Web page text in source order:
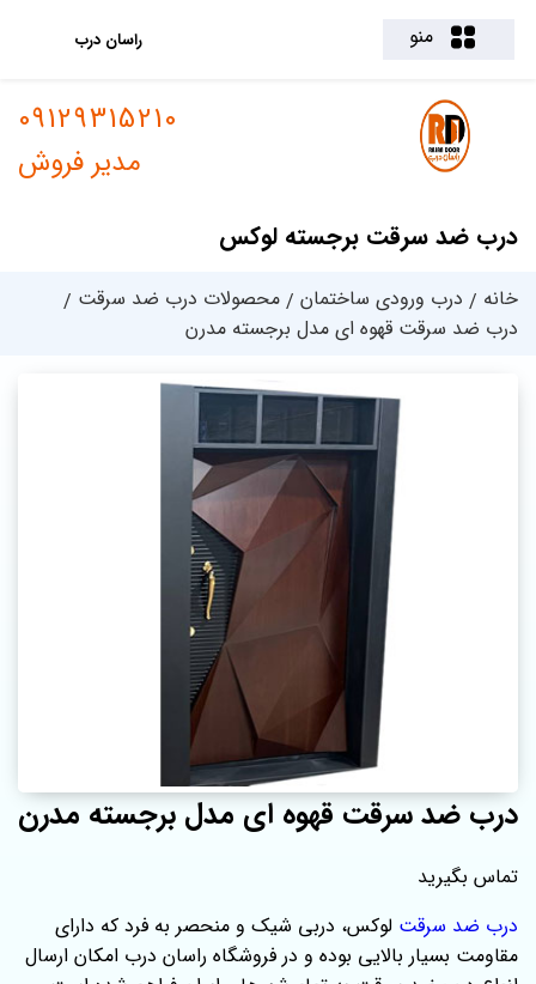
منو راسان درب
درب ضد سرقت برجسته لوکس
09129315210
مدیر فروش
خانه درب ورودی ساختمان
محصولات درب ضد سرقت
درب ضد سرقت قهوه ای مدل برجسته مدرن
درب ضد سرقت قهوه ای مدل برجسته مدرن
تماس بگیرید
درب ضد سرقت لوکس، دربی شیک و منحصر به فرد که دارای
مقاومت بسیار بالایی بوده و در فروشگاه راسان درب امکان ارسال